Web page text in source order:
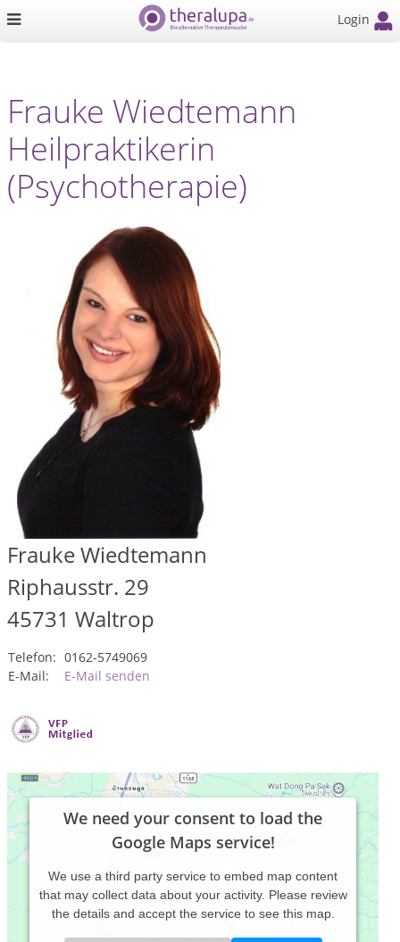
Login
Frauke Wiedtemann
Heilpraktikerin
(Psychotherapie)
Frauke Wiedtemann
Riphausstr. 29
45731 Waltrop
Telefon: 0162-5749069
E-Mail:
E-Mail senden
We need your consent to load the
Google Maps service!
We use a third party service to embed map content
that may collect data about your activity. Please review
the details and accept the service to see this map.